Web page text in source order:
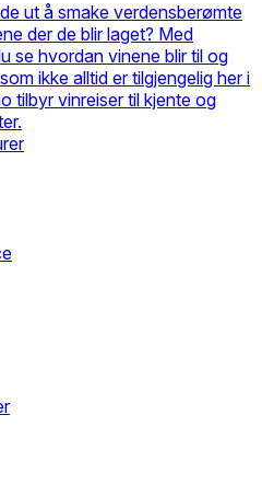
ut å smake verdensberømte
der de blir laget? Med
se hvordan vinene blir til og
ikke alltid er tilgjengelig her i
tilbyr vinreiser til kjente og